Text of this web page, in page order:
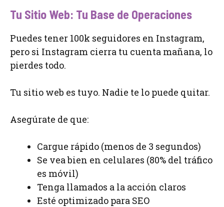
Tu Sitio Web: Tu Base de Operaciones
Puedes tener 100k seguidores en Instagram,
pero si Instagram cierra tu cuenta mañana, lo
pierdes todo.
Tu sitio web es tuyo. Nadie te lo puede quitar.
Asegúrate de que:
Cargue rápido (menos de 3 segundos)
Se vea bien en celulares (80% del tráfico
es móvil)
Tenga llamados a la acción claros
Esté optimizado para SEO